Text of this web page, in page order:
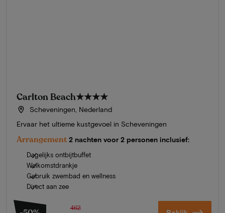
Carlton Beach★★★★
Scheveningen, Nederland
Ervaar het ultieme kustgevoel in Scheveningen
Arrangement 2 nachten voor 2 personen inclusief:
Dagelijks ontbijtbuffet
Welkomstdrankje
Gebruik zwembad en wellness
Direct aan zee
462